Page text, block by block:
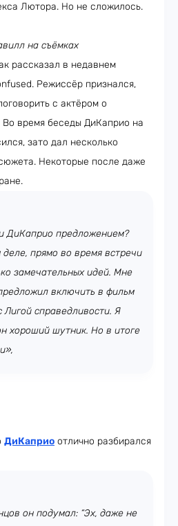
Лютора. Но не сложилось.
на съёмках
рассказал в недавнем
Режиссёр признался,
с актёром о
Во время беседы ДиКаприо на
зато дал несколько
Некоторые после даже
ДиКаприо предложением?
прямо во время встречи
замечательных идей. Мне
включить в фильм
Лигой справедливости. Я
хороший шутник. Но в итоге
ДиКаприо отлично разбирался
он подумал: “Эх, даже не